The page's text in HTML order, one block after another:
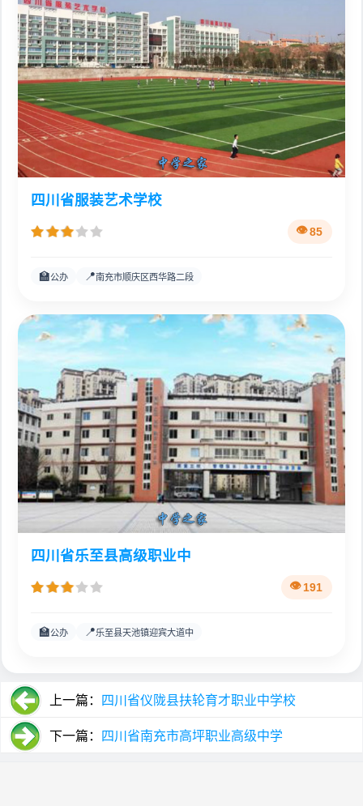
四川省服装艺术学校
85
🏫公办 📍南充市顺庆区西华路二段
四川省乐至县高级职业中
191
🏫公办 📍乐至县天池镇迎宾大道中
上一篇： 四川省仪陇县扶轮育才职业中学校
下一篇： 四川省南充市高坪职业高级中学